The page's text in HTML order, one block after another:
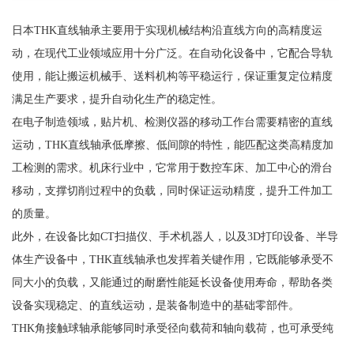
日本THK直线轴承主要用于实现机械结构沿直线方向的高精度运
动，在现代工业领域应用十分广泛。在自动化设备中，它配合导轨
使用，能让搬运机械手、送料机构等平稳运行，保证重复定位精度
满足生产要求，提升自动化生产的稳定性。
在电子制造领域，贴片机、检测仪器的移动工作台需要精密的直线
运动，THK直线轴承低摩擦、低间隙的特性，能匹配这类高精度加
工检测的需求。机床行业中，它常用于数控车床、加工中心的滑台
移动，支撑切削过程中的负载，同时保证运动精度，提升工件加工
的质量。
此外，在设备比如CT扫描仪、手术机器人，以及3D打印设备、半导
体生产设备中，THK直线轴承也发挥着关键作用，它既能够承受不
同大小的负载，又能通过的耐磨性能延长设备使用寿命，帮助各类
设备实现稳定、的直线运动，是装备制造中的基础零部件。
THK角接触球轴承能够同时承受径向载荷和轴向载荷，也可承受纯